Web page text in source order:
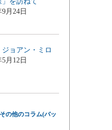
9月24日
ョアン・ミロ
5月12日
の他のコラム(バッ